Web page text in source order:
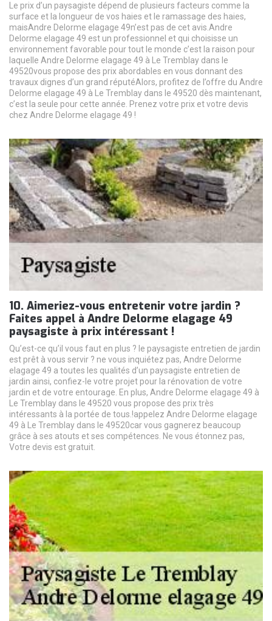
Le prix d’un paysagiste dépend de plusieurs facteurs comme la
surface et la longueur de vos haies et le ramassage des haies,
maisAndre Delorme elagage 49n’est pas de cet avis.Andre
Delorme elagage 49 est un professionnel et qui choisisse un
environnement favorable pour tout le monde c’est la raison pour
laquelle Andre Delorme elagage 49 à Le Tremblay dans le
49520vous propose des prix abordables en vous donnant des
travaux dignes d’un grand réputéAlors, profitez de l’offre du Andre
Delorme elagage 49 à Le Tremblay dans le 49520 dès maintenant,
c’est la seule pour cette année. Prenez votre prix et votre devis
chez Andre Delorme elagage 49 !
10. Aimeriez-vous entretenir votre jardin ?
Faites appel à Andre Delorme elagage 49
paysagiste à prix intéressant !
Qu’est-ce qu’il vous faut en plus ? le paysagiste entretien de jardin
est prêt à vous servir ? ne vous inquiétez pas, Andre Delorme
elagage 49 a toutes les qualités d’un paysagiste entretien de
jardin ainsi, confiez-le votre projet pour la rénovation de votre
jardin et de votre entourage. En plus, Andre Delorme elagage 49 à
Le Tremblay dans le 49520 vous propose des prix très
intéressants à la portée de tous.!appelez Andre Delorme elagage
49 à Le Tremblay dans le 49520car vous gagnerez beaucoup
grâce à ses atouts et ses compétences. Ne vous étonnez pas,
Votre devis est gratuit.